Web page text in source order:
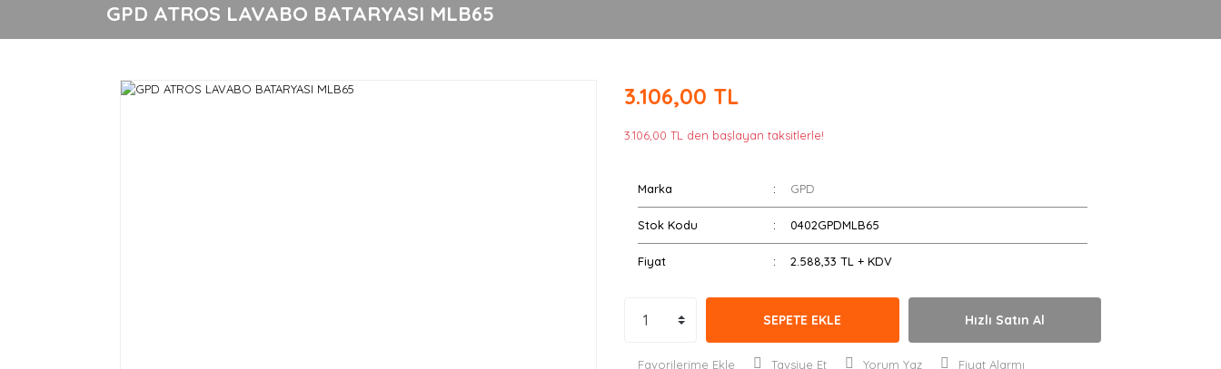
GPD ATROS LAVABO BATARYASI MLB65
3.106,00 TL
3.106,00 TL den başlayan taksitlerle!
Marka GPD
Stok Kodu 0402GPDMLB65
Fiyat 2.588,33 TL + KDV
SEPETE EKLE Hızlı Satın Al
Tavsiye Et Yorum Yaz Fiyat Alarmı